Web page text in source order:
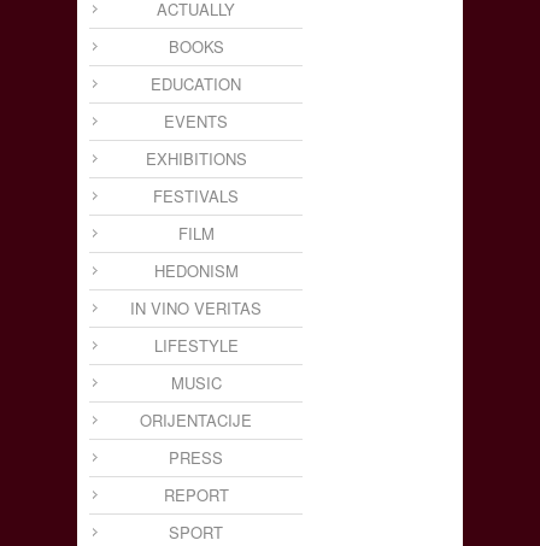
ACTUALLY
BOOKS
EDUCATION
EVENTS
EXHIBITIONS
FESTIVALS
FILM
HEDONISM
IN VINO VERITAS
LIFESTYLE
MUSIC
ORIJENTACIJE
PRESS
REPORT
SPORT